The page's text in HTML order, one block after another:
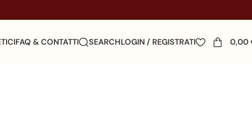
FAQ & CONTATTI SEARCHLOGIN / REGISTRATI 0,00